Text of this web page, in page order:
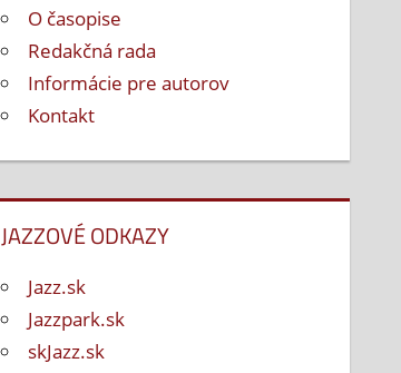
O časopise
Redakčná rada
Informácie pre autorov
Kontakt
JAZZOVÉ ODKAZY
Jazz.sk
Jazzpark.sk
skJazz.sk